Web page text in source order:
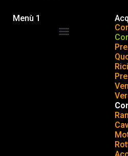
Menù 1